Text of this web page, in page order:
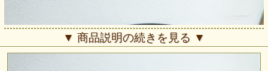
▼ 商品説明の続きを見る ▼